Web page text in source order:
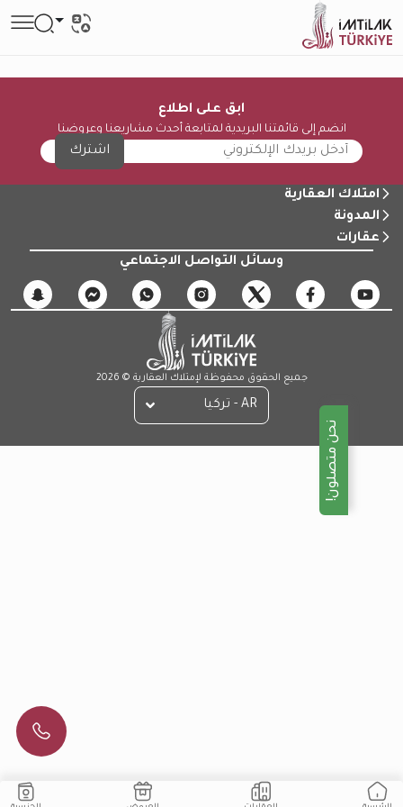
ابق على اطلاع
انضم إلى قائمتنا البريدية لمتابعة أحدث مشاريعنا وعروضنا
اشترك
امتلاك العقارية
المدونة
عقارات
وسائل التواصل الاجتماعي
جميع الحقوق محفوظة لإمتلاك العقارية © 2026
AR - تركيا
نحن متصلون!